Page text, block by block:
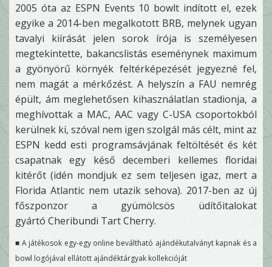
2005 óta az ESPN Events 10 bowlt indított el, ezek
egyike a 2014-ben megalkotott BRB, melynek ugyan
tavalyi kiírását jelen sorok írója is személyesen
megtekintette, bakancslistás eseménynek maximum
a gyönyörű környék feltérképezését jegyezné fel,
nem magát a mérkőzést. A helyszín a FAU nemrég
épült, ám meglehetősen kihasználatlan stadionja, a
meghívottak a MAC, AAC vagy C-USA csoportokból
kerülnek ki, szóval nem igen szolgál más célt, mint az
ESPN kedd esti programsávjának feltöltését és két
csapatnak egy késő decemberi kellemes floridai
kitérőt (idén mondjuk ez sem teljesen igaz, mert a
Florida Atlantic nem utazik sehova). 2017-ben az új
főszponzor a gyümölcsös üdítőitalokat
gyártó Cheribundi Tart Cherry.
■ A játékosok egy-egy online beváltható ajándékutalványt kapnak és a
bowl logójával ellátott ajándéktárgyak kollekcióját